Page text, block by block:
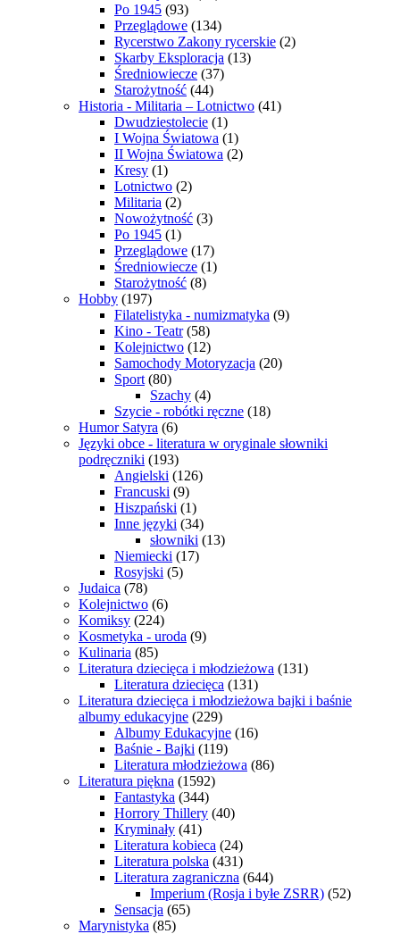
Po 1945 (93)
Przeglądowe (134)
Rycerstwo Zakony rycerskie (2)
Skarby Eksploracja (13)
Średniowiecze (37)
Starożytność (44)
Historia - Militaria – Lotnictwo (41)
Dwudziestolecie (1)
I Wojna Światowa (1)
II Wojna Światowa (2)
Kresy (1)
Lotnictwo (2)
Militaria (2)
Nowożytność (3)
Po 1945 (1)
Przeglądowe (17)
Średniowiecze (1)
Starożytność (8)
Hobby (197)
Filatelistyka - numizmatyka (9)
Kino - Teatr (58)
Kolejnictwo (12)
Samochody Motoryzacja (20)
Sport (80)
Szachy (4)
Szycie - robótki ręczne (18)
Humor Satyra (6)
Języki obce - literatura w oryginale słowniki
podręczniki (193)
Angielski (126)
Francuski (9)
Hiszpański (1)
Inne języki (34)
słowniki (13)
Niemiecki (17)
Rosyjski (5)
Judaica (78)
Kolejnictwo (6)
Komiksy (224)
Kosmetyka - uroda (9)
Kulinaria (85)
Literatura dziecięca i młodzieżowa (131)
Literatura dziecięca (131)
Literatura dziecięca i młodzieżowa bajki i baśnie
albumy edukacyjne (229)
Albumy Edukacyjne (16)
Baśnie - Bajki (119)
Literatura młodzieżowa (86)
Literatura piękna (1592)
Fantastyka (344)
Horrory Thillery (40)
Kryminały (41)
Literatura kobieca (24)
Literatura polska (431)
Literatura zagraniczna (644)
Imperium (Rosja i byłe ZSRR) (52)
Sensacja (65)
Marynistyka (85)